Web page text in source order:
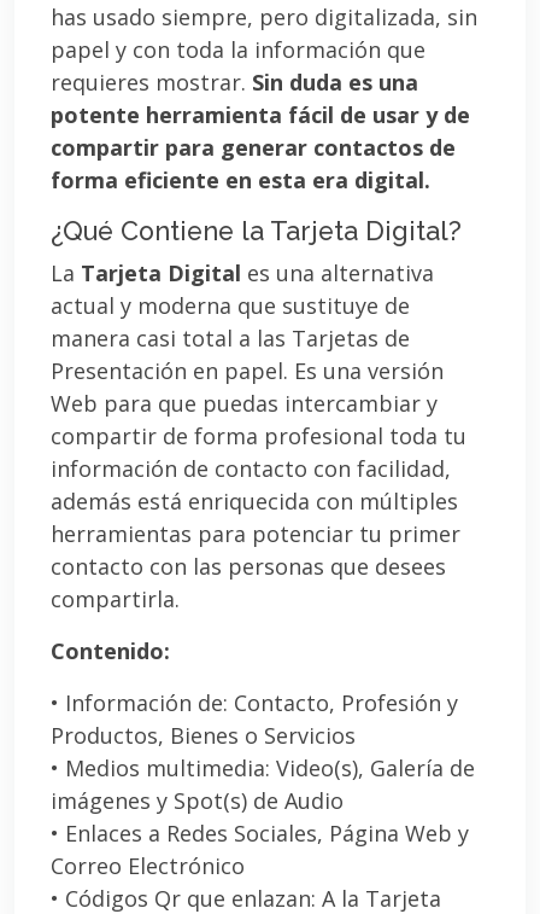
has usado siempre, pero digitalizada, sin
papel y con toda la información que
requieres mostrar. Sin duda es una
potente herramienta fácil de usar y de
compartir para generar contactos de
forma eficiente en esta era digital.
¿Qué Contiene la Tarjeta Digital?
La Tarjeta Digital es una alternativa
actual y moderna que sustituye de
manera casi total a las Tarjetas de
Presentación en papel. Es una versión
Web para que puedas intercambiar y
compartir de forma profesional toda tu
información de contacto con facilidad,
además está enriquecida con múltiples
herramientas para potenciar tu primer
contacto con las personas que desees
compartirla.
Contenido:
• Información de: Contacto, Profesión y
Productos, Bienes o Servicios
• Medios multimedia: Video(s), Galería de
imágenes y Spot(s) de Audio
• Enlaces a Redes Sociales, Página Web y
Correo Electrónico
• Códigos Qr que enlazan: A la Tarjeta